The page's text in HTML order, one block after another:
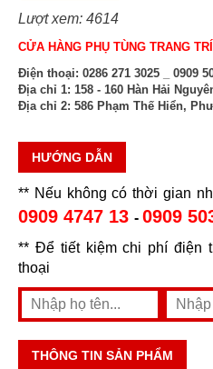
Lượt xem: 4614
CỬA HÀNG PHỤ TÙNG TRANG
Điện thoại: 0286 271 3025 _ 0909
Địa chỉ 1: 158 - 160 Hàn Hải
Địa chỉ 2: 586 Phạm Thế Hiển,
HƯỚNG DẪN
** Nếu không có thời gian
0909 4747 13 - 0909
** Để tiết kiệm chi phí điện
thoại
THÔNG TIN SẢN PHẨM